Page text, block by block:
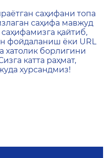
не
саҳифани топа
саҳифа мавжуд
қайтиб,
фойдаланиш ёки URL
борлигини
катта раҳмат,
хурсандмиз!